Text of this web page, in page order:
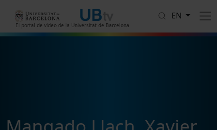
El portal de vídeo de la Universitat de Barcelona
EN